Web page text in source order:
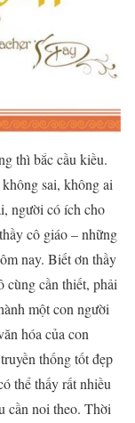
thì bắc cầu kiều.
sai, không ai
người có ích cho
cô giáo – những
nay. Biết ơn thầy
cùng cần thiết, phải
một con người
hóa của con
thống tốt đẹp
thể thấy rất nhiều
cần noi theo. Thời